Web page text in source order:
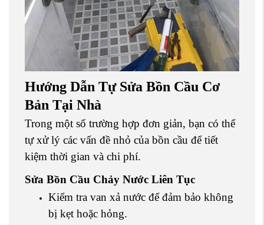
Hướng Dẫn Tự Sửa Bồn Cầu Cơ
Bản Tại Nhà
Trong một số trường hợp đơn giản, bạn có thể
tự xử lý các vấn đề nhỏ của bồn cầu để tiết
kiệm thời gian và chi phí.
Sửa Bồn Cầu Chảy Nước Liên Tục
Kiểm tra van xả nước để đảm bảo không
bị kẹt hoặc hỏng.